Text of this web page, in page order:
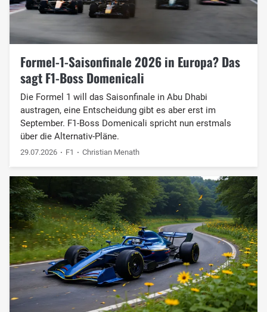
Formel-1-Saisonfinale 2026 in Europa? Das
sagt F1-Boss Domenicali
Die Formel 1 will das Saisonfinale in Abu Dhabi
austragen, eine Entscheidung gibt es aber erst im
September. F1-Boss Domenicali spricht nun erstmals
über die Alternativ-Pläne.
29.07.2026 F1 Christian Menath